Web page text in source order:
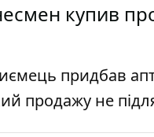
купив
придбав
продажу не